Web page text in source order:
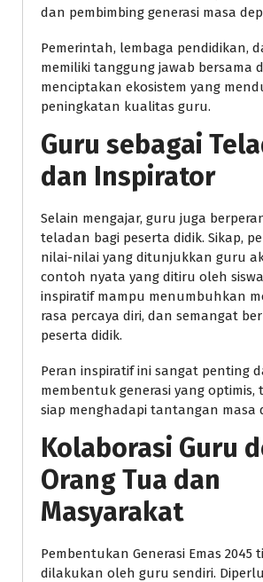
dan pembimbing generasi masa
Pemerintah, lembaga pendidikan,
memiliki tanggung jawab bersama
menciptakan ekosistem yang
peningkatan kualitas guru.
Guru sebagai
dan Inspirator
Selain mengajar, guru juga
teladan bagi peserta didik. Sikap,
nilai-nilai yang ditunjukkan guru
contoh nyata yang ditiru oleh
inspiratif mampu menumbuhkan
rasa percaya diri, dan semangat
peserta didik.
Peran inspiratif ini sangat penting
membentuk generasi yang optimis,
siap menghadapi tantangan masa
Kolaborasi Guru
Orang Tua dan
Masyarakat
Pembentukan Generasi Emas 2045
dilakukan oleh guru sendiri.